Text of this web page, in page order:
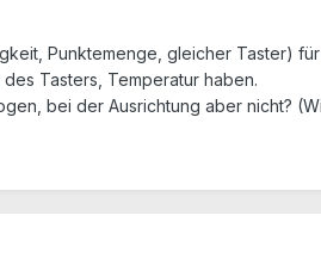
Punktemenge, gleicher Taster)
Tasters, Temperatur haben.
bei der Ausrichtung aber nicht?